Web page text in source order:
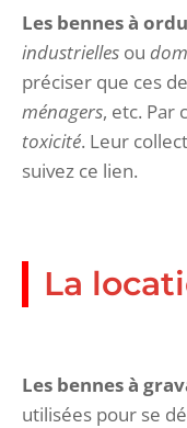
Les bennes à
industrielles ou
préciser que ces
ménagers, etc. Par
toxicité. Leur
suivez ce lien.
La
Les bennes à
utilisées pour se